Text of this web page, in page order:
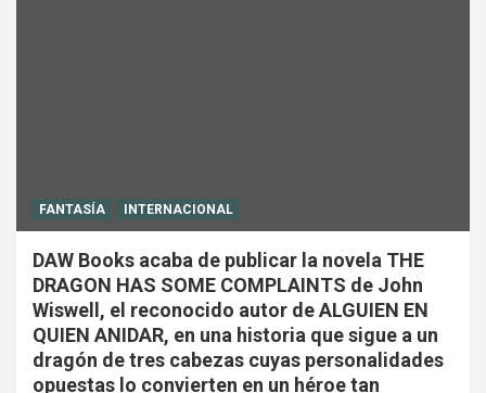
FANTASÍA INTERNACIONAL
DAW Books acaba de publicar la novela THE
DRAGON HAS SOME COMPLAINTS de John
Wiswell, el reconocido autor de ALGUIEN EN
QUIEN ANIDAR, en una historia que sigue a un
dragón de tres cabezas cuyas personalidades
opuestas lo convierten en un héroe tan